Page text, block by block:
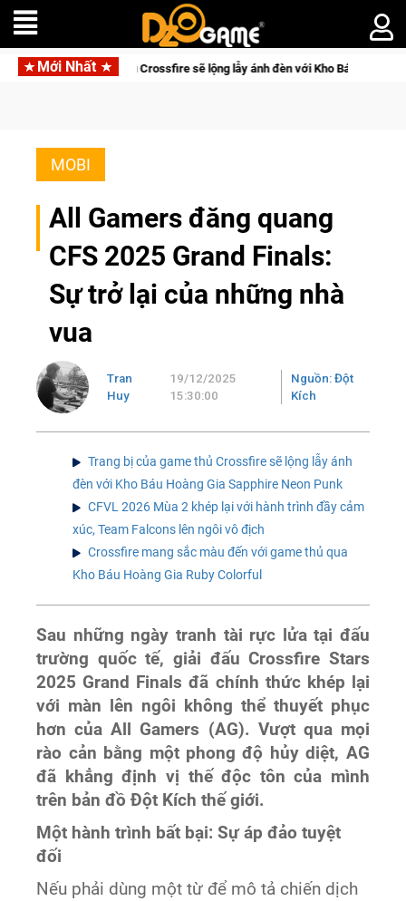
Mới Nhất
Crossfire sẽ lộng lẫy ánh đèn với Kho Báu Hoàng Gia Sapphire Neon Punk
MOBI
All Gamers đăng quang
CFS 2025 Grand Finals:
Sự trở lại của những nhà
vua
Tran
Huy
19/12/2025
15:30:00
Nguồn: Đột
Kích
Trang bị của game thủ Crossfire sẽ lộng lẫy ánh
đèn với Kho Báu Hoàng Gia Sapphire Neon Punk
CFVL 2026 Mùa 2 khép lại với hành trình đầy cảm
xúc, Team Falcons lên ngôi vô địch
Crossfire mang sắc màu đến với game thủ qua
Kho Báu Hoàng Gia Ruby Colorful
Sau những ngày tranh tài rực lửa tại đấu
trường quốc tế, giải đấu Crossfire Stars
2025 Grand Finals đã chính thức khép lại
với màn lên ngôi không thể thuyết phục
hơn của All Gamers (AG). Vượt qua mọi
rào cản bằng một phong độ hủy diệt, AG
đã khẳng định vị thế độc tôn của mình
trên bản đồ Đột Kích thế giới.
Một hành trình bất bại: Sự áp đảo tuyệt
đối
Nếu phải dùng một từ để mô tả chiến dịch